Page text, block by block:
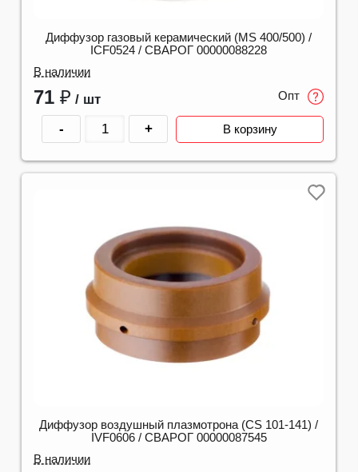
Диффузор газовый керамический (MS 400/500) /
ICF0524 / СВАРОГ 00000088228
В наличии
71 ₽ / шт Опт
- + В корзину
Диффузор воздушный плазмотрона (CS 101-141) /
IVF0606 / СВАРОГ 00000087545
В наличии